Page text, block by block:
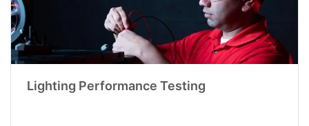
Lighting Performance Testing